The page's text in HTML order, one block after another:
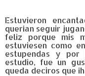
Estuvieron
querían seguir
feliz porque mis
estuviesen como
estupendas y por
estudio, fue un
queda deciros que